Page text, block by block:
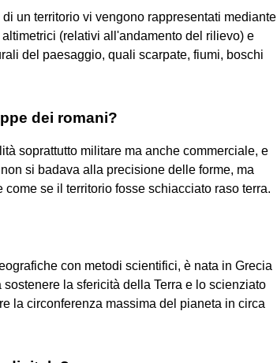
un territorio vi vengono rappresentati mediante
(relativi all'andamento del rilievo) e
del paesaggio, quali scarpate, fiumi, boschi
dei romani?
soprattutto militare ma anche commerciale, e
si badava alla precisione delle forme, ma
se il territorio fosse schiacciato raso terra.
con metodi scientifici, è nata in Grecia
la sfericità della Terra e lo scienziato
la circonferenza massima del pianeta in circa